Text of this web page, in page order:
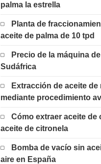
palma la estrella
Planta de
aceite de palma de 10 tpd
Precio de la máquina
Sudáfrica
Extracción de aceite
mediante procedimiento
Cómo extraer aceite de
aceite de citronela
Bomba de vacío sin
aire en España